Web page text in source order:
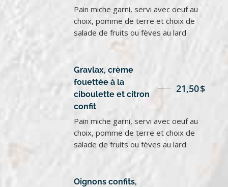
Pain miche garni, servi avec oeuf au
choix, pomme de terre et choix de
salade de fruits ou fèves au lard
Gravlax, crème
fouettée à la
ciboulette et citron
confit
$
21,50
Pain miche garni, servi avec oeuf au
choix, pomme de terre et choix de
salade de fruits ou fèves au lard
Oignons confits,